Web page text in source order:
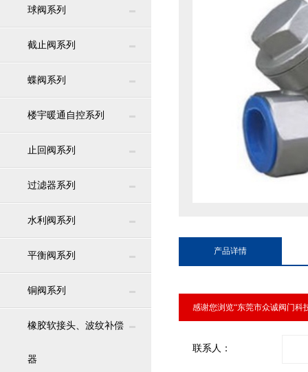
球阀系列
截止阀系列
蝶阀系列
楼宇暖通自控系列
止回阀系列
过滤器系列
水利阀系列
平衡阀系列
铜阀系列
橡胶软接头、波纹补偿
器
产品详情
感谢您浏览“东莞市众诚阀门科
联系人：